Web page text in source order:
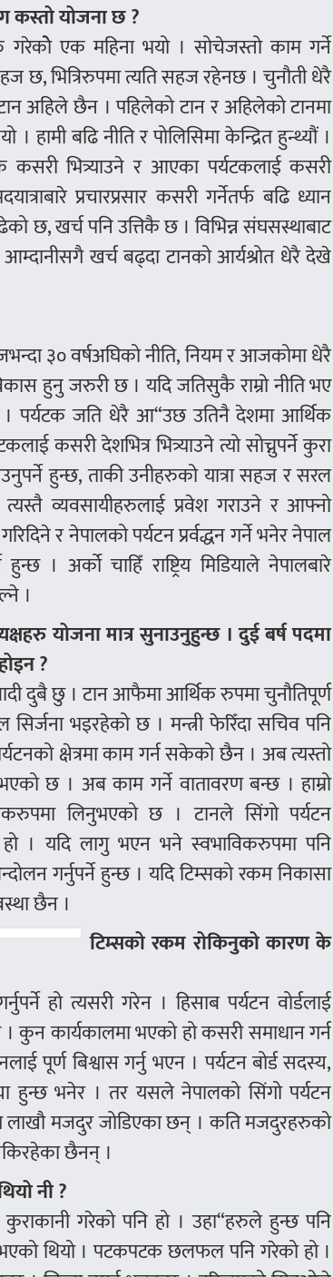
कस्तो योजना छ ?
एक महिना भयो । सोचेजस्तो काम गर्ने
छ, भित्रिरुपमा त्यति सहज रहेनछ । चुनौती धेरै
अहिले छैन । पहिलेको टान र अहिलेको टानमा
बढि नीति र पोलिसिमा केन्द्रित हुन्थ्यौं ।
भित्र्याउने र आएका पर्यटकलाई कसरी
प्रचारप्रसार कसरी गर्नेतर्फ बढि ध्यान
छ, खर्च पनि उत्तिकै छ । विभिन्न संघसस्थाबाट
खर्च बढ्दा टानको आर्यश्रोत धेरै देखे
३० वर्षअघिको नीति, नियम र आजकोमा धेरै
हुनु जरुरी छ । यदि जतिसुकै राम्रो नीति भए
पर्यटक जति धेरै आ“उछ उतिनै देशमा आर्थिक
कसरी देशभित्र भित्र्याउने त्यो सोच्नुपर्ने कुरा
हुन्छ, ताकी उनीहरुको यात्रा सहज र सरल
व्यवसायीहरुलाई प्रवेश गराउने र आफ्नो
र नेपालको पर्यटन प्रर्वद्धन गर्ने भनेर नेपाल
। अर्को चाहिँ राष्ट्रिय मिडियाले नेपालबारे
।
योजना मात्र सुनाउनुहुन्छ । दुई बर्ष पदमा
?
दुबै छु । टान आफैमा आर्थिक रुपमा चुनौतिपूर्ण
भइरहेको छ । मन्त्री फेरिँदा सचिव पनि
क्षेत्रमा काम गर्न सकेको छैन । अब त्यस्तो
छ । अब काम गर्ने वातावरण बन्छ । हाम्रो
लिनुभएको छ । टानले सिंगो पर्यटन
। यदि लागु भएन भने स्वभाविकरुपमा पनि
गर्नुपर्ने हुन्छ । यदि टिम्सको रकम निकासा
छैन ।
टिम्सको रकम रोकिनुको कारण के
हो त्यसरी गरेन । हिसाब पर्यटन वोर्डलाई
कुन कार्यकालमा भएको हो कसरी समाधान गर्न
पूर्ण बिश्वास गर्नु भएन । पर्यटन बोर्ड सदस्य,
हुन्छ भनेर । तर यसले नेपालको सिंगो पर्यटन
लाखौ मजदुर जोडिएका छन् । कति मजदुरहरुको
छैनन् ।
नी ?
गरेको पनि हो । उहा“हरुले हुन्छ पनि
थियो । पटकपटक छलफल पनि गरेको हो ।